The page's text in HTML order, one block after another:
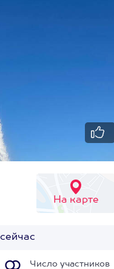
На карте
Число участников